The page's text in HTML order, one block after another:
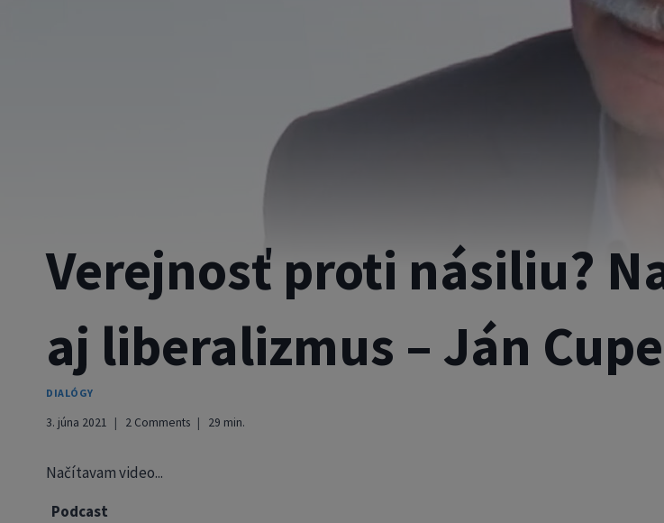
Verejnosť proti násiliu?
aj liberalizmus – Ján
DIALÓGY
3. júna 2021 2 Comments 29 min.
Načítavam video...
Podcast